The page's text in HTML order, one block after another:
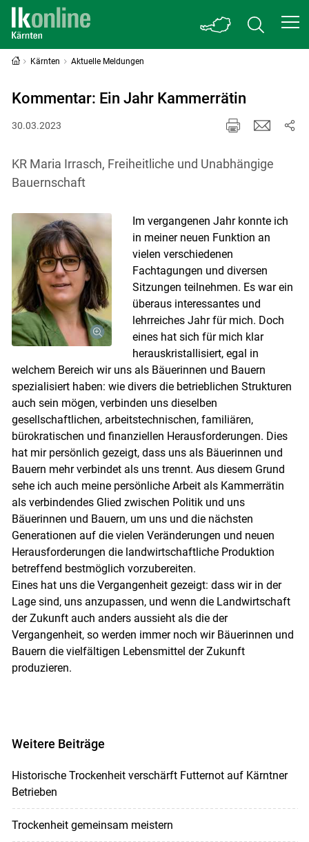
Skip to main content
Kärnten Aktuelle Meldungen
Kommentar: Ein Jahr Kammerrätin
30.03.2023
KR Maria Irrasch, Freiheitliche und Unabhängige
Bauernschaft
Im vergangenen Jahr konnte ich
in meiner neuen Funktion an
vielen verschiedenen
Fachtagungen und diversen
Sitzungen teilnehmen. Es war ein
überaus interessantes und
lehrreiches Jahr für mich. Doch
eines hat sich für mich klar
herauskristallisiert, egal in
welchem Bereich wir uns als Bäuerinnen und Bauern
spezialisiert haben: wie divers die betrieblichen Strukturen
auch sein mögen, verbinden uns dieselben
gesellschaftlichen, arbeitstechnischen, familiären,
bürokratischen und finanziellen Herausforderungen. Dies
hat mir persönlich gezeigt, dass uns als Bäuerinnen und
Bauern mehr verbindet als uns trennt. Aus diesem Grund
sehe ich auch meine persönliche Arbeit als Kammerrätin
als verbindendes Glied zwischen Politik und uns
Bäuerinnen und Bauern, um uns und die nächsten
Generationen auf die vielen Veränderungen und neuen
Herausforderungen die landwirtschaftliche Produktion
betreffend bestmöglich vorzubereiten.
Eines hat uns die Vergangenheit gezeigt: dass wir in der
Lage sind, uns anzupassen, und wenn die Landwirtschaft
der Zukunft auch anders aussieht als die der
Vergangenheit, so werden immer noch wir Bäuerinnen und
Bauern die vielfältigen Lebensmittel der Zukunft
produzieren.
Weitere Beiträge
Historische Trockenheit verschärft Futternot auf Kärntner
Betrieben
Trockenheit gemeinsam meistern